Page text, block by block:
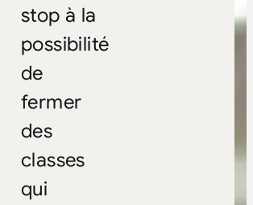
stop à la
possibilité
de
fermer
des
classes
qui